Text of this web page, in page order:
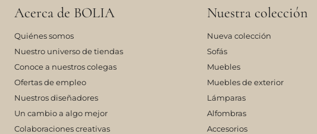
Acerca de BOLIA
Quiénes somos
Nuestro universo de tiendas
Conoce a nuestros colegas
Ofertas de empleo
Nuestros diseñadores
Un cambio a algo mejor
Colaboraciones creativas
Nuestra colección
Nueva colección
Sofás
Muebles
Muebles de exterior
Lámparas
Alfombras
Accesorios